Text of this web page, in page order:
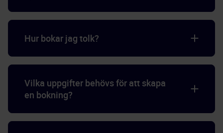
Hur bokar jag tolk?
Vilka uppgifter behövs för att skapa
en bokning?